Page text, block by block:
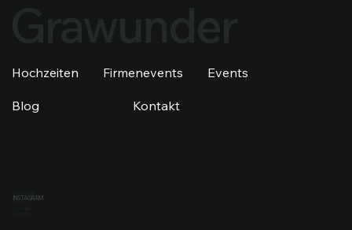
Hochzeiten Firmenevents Events
Blog Kontakt
INSTAGRAM